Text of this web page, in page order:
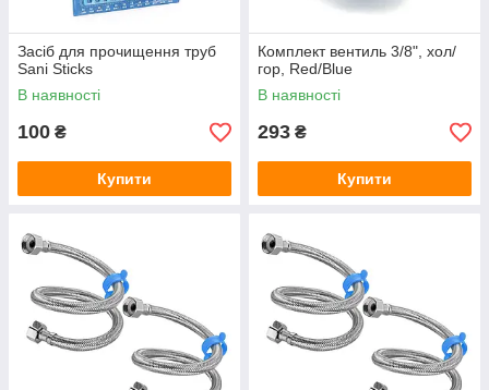
Засіб для прочищення труб
Sani Sticks
В наявності
100 ₴
Купити
Комплект вентиль 3/8", хол/
гор, Red/Blue
В наявності
293 ₴
Купити